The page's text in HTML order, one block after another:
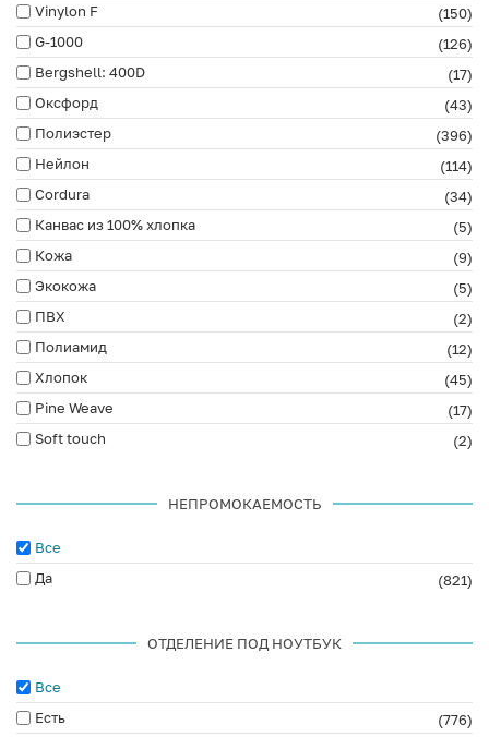
Vinylon F
(150)
G-1000
(126)
Bergshell: 400D
(17)
Оксфорд
(43)
Полиэстер
(396)
Нейлон
(114)
Cordura
(34)
Канвас из 100% хлопка
(5)
Кожа
(9)
Экокожа
(5)
ПВХ
(2)
Полиамид
(12)
Хлопок
(45)
Pine Weave
(17)
Soft touch
(2)
НЕПРОМОКАЕМОСТЬ
Все
Да
(821)
ОТДЕЛЕНИЕ ПОД НОУТБУК
Все
Есть
(776)